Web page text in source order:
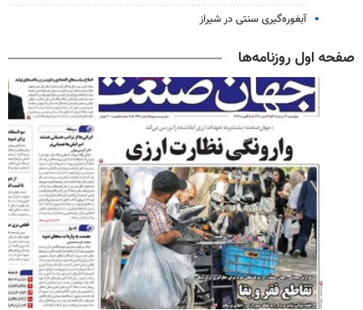
آبغوره‌گیری سنتی در شیراز
صفحه اول روزنامه‌ها